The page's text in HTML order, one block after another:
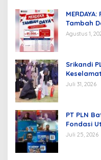
Tambah
Agustus 1,
Srikandi
Juli 31, 2026
PT PLN
Fondasi
dan
Juli 25, 2026